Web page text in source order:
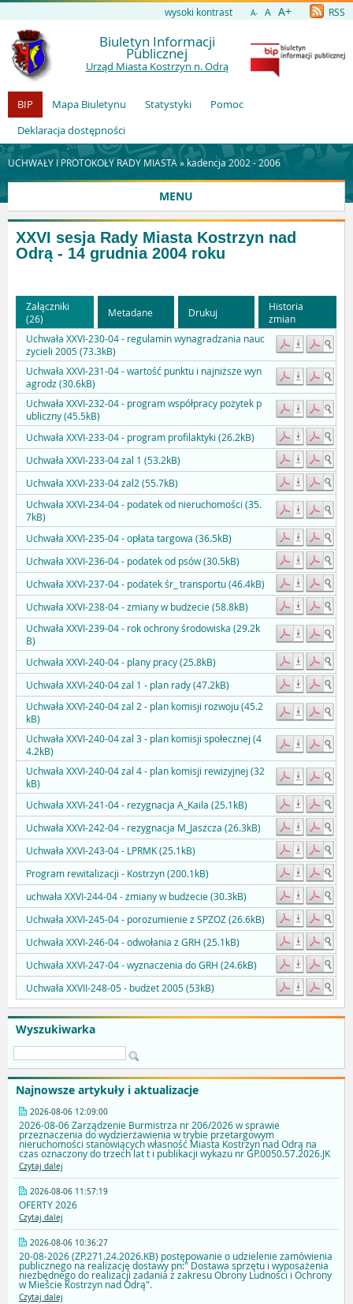
wysoki kontrast A- A A+ RSS
Biuletyn Informacji
Publicznej
Urząd Miasta Kostrzyn n. Odrą
BIP Mapa Biuletynu Statystyki
Pomoc
Deklaracja dostępności
UCHWAŁY I PROTOKOŁY RADY MIASTA »kadencja 2002 - 2006
MENU
Wyszukiwarka
Najnowsze artykuły i aktualizacje
2026-08-06 12:09:00
2026-08-06 Zarządzenie Burmistrza nr 206/2026 w sprawie
przeznaczenia do wydzierżawienia w trybie przetargowym
nieruchomości stanowiących własność Miasta Kostrzyn nad Odrą na
czas oznaczony do trzech lat t i publikacji wykazu nr GP.0050.57.2026.JK
Czytaj dalej
2026-08-06 11:57:19
OFERTY 2026
Czytaj dalej
2026-08-06 10:36:27
20-08-2026 (ZP.271.24.2026.KB) postępowanie o udzielenie zamówienia
publicznego na realizację dostawy pn:" Dostawa sprzętu i wyposażenia
niezbędnego do realizacji zadania z zakresu Obrony Ludności i Ochrony
w Mieście Kostrzyn nad Odrą".
Czytaj dalej
XXVI sesja Rady Miasta Kostrzyn nad
Odrą - 14 grudnia 2004 roku
Załączniki
(26)
Metadane Drukuj
Historia
zmian
Uchwała XXVI-230-04 - regulamin wynagradzania nauc
zycieli 2005 (73.3kB)
Uchwała XXVI-231-04 - wartość punktu i najniższe wyn
agrodz (30.6kB)
Uchwała XXVI-232-04 - program współpracy pożytek p
ubliczny (45.5kB)
Uchwała XXVI-233-04 - program profilaktyki (26.2kB)
Uchwała XXVI-233-04 zal 1 (53.2kB)
Uchwała XXVI-233-04 zal2 (55.7kB)
Uchwała XXVI-234-04 - podatek od nieruchomości (35.
7kB)
Uchwała XXVI-235-04 - opłata targowa (36.5kB)
Uchwała XXVI-236-04 - podatek od psów (30.5kB)
Uchwała XXVI-237-04 - podatek śr_ transportu (46.4kB)
Uchwała XXVI-238-04 - zmiany w budżecie (58.8kB)
Uchwała XXVI-239-04 - rok ochrony środowiska (29.2k
B)
Uchwała XXVI-240-04 - plany pracy (25.8kB)
Uchwała XXVI-240-04 zal 1 - plan rady (47.2kB)
Uchwała XXVI-240-04 zal 2 - plan komisji rozwoju (45.2
kB)
Uchwała XXVI-240-04 zal 3 - plan komisji społecznej (4
4.2kB)
Uchwała XXVI-240-04 zal 4 - plan komisji rewizyjnej (32
kB)
Uchwała XXVI-241-04 - rezygnacja A_Kaila (25.1kB)
Uchwała XXVI-242-04 - rezygnacja M_Jaszcza (26.3kB)
Uchwała XXVI-243-04 - LPRMK (25.1kB)
Program rewitalizacji - Kostrzyn (200.1kB)
uchwała XXVI-244-04 - zmiany w budżecie (30.3kB)
Uchwała XXVI-245-04 - porozumienie z SPZOZ (26.6kB)
Uchwała XXVI-246-04 - odwołania z GRH (25.1kB)
Uchwała XXVI-247-04 - wyznaczenia do GRH (24.6kB)
Uchwała XXVII-248-05 - budżet 2005 (53kB)